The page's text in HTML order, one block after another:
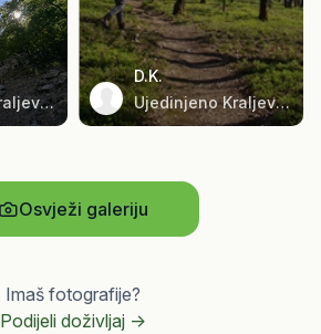
Ujedinjeno Kraljevstvo
D.K.
Ujedinjeno Kraljevstvo
Osvježi galeriju
Imaš fotografije?
Podijeli doživljaj ->